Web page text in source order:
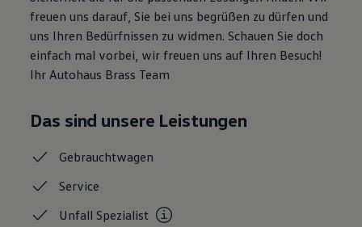
Motorenöl und Flüssigkeiten
Räder und Reifen
Pannen- und Unfallhilfe
Economy Service
Volkswagen Teile
Schutz und Pflege
Transport
Individualisieren
Digitale Extras
Volkswagen Apps, Login und Shop
freuen uns darauf, Sie bei uns begrüßen zu dürfen und
uns Ihren Bedürfnissen zu widmen. Schauen Sie doch
einfach mal vorbei, wir freuen uns auf Ihren Besuch!
Ihr Autohaus Brass Team
Das sind unsere Leistungen
Gebrauchtwagen
Service
UnfallSpezialist